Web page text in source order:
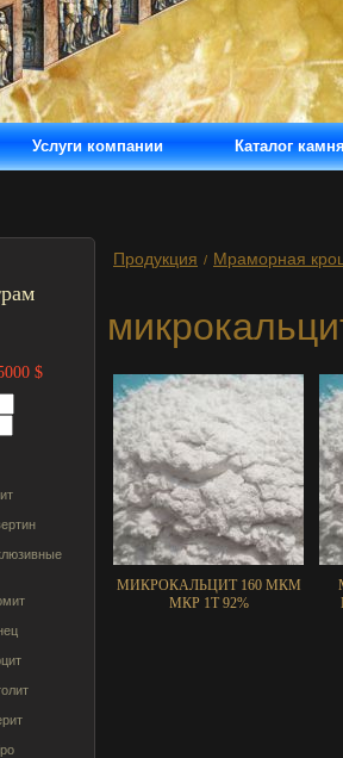
Услуги компании Каталог
$
Продукция / Мраморная
МИКРОКАЛЬЦИТ 160 МКМ
МКР 1Т 92%